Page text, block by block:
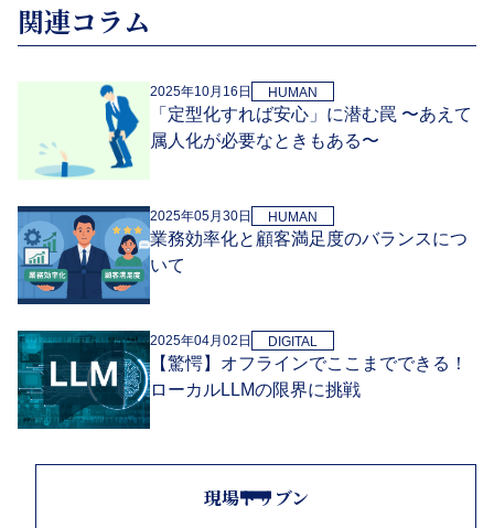
関連コラム
2025年10月16日 HUMAN
「定型化すれば安心」に潜む罠 〜あえて
属人化が必要なときもある〜
2025年05月30日 HUMAN
業務効率化と顧客満足度のバランスにつ
いて
2025年04月02日 DIGITAL
【驚愕】オフラインでここまでできる！
ローカルLLMの限界に挑戦
現場ドリブン